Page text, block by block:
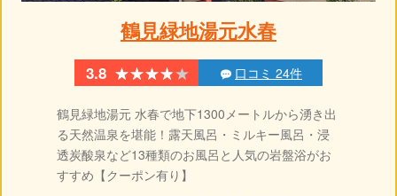
鶴見緑地湯元水春
3.8 ★★★★★
★★★★★ 口コミ 24件
鶴見緑地湯元 水春で地下1300メートルから湧き出
る天然温泉を堪能！露天風呂・ミルキー風呂・浸
透炭酸泉など13種類のお風呂と人気の岩盤浴がお
すすめ【クーポン有り】